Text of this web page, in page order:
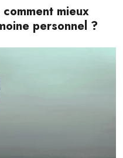
mieux
personnel ?